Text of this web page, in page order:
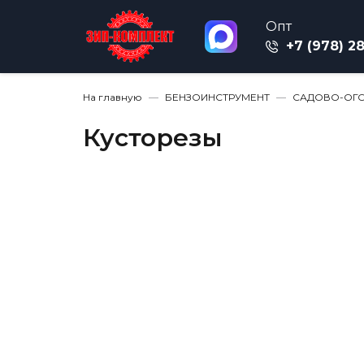
Опт
+7 (978)
На главную БЕНЗОИНСТРУМЕНТ САДОВО-
Кусторезы